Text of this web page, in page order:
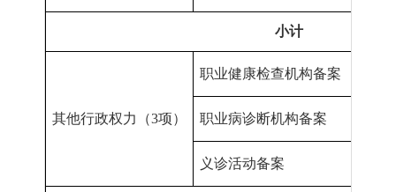
小计
其他行政权力（3项）
职业健康检查机构备案
职业病诊断机构备案
义诊活动备案